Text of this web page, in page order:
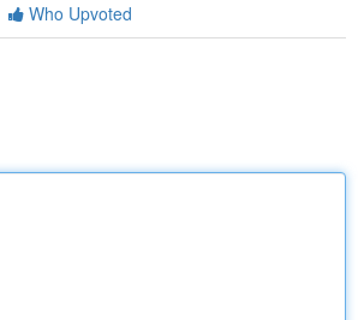
Who Upvoted